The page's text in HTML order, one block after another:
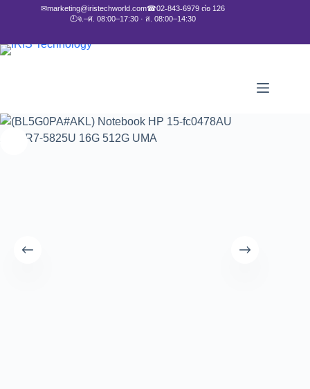
✉marketing@iristechworld.com☎02-843-6979 ต่อ 126
🕘จ.–ศ. 08:00–17:30 · ส. 08:00–14:30